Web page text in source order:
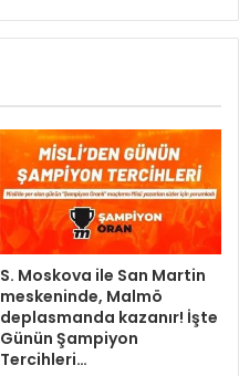
S. Moskova ile San Martin
meskeninde, Malmö
deplasmanda kazanır! İşte
Günün Şampiyon
Tercihleri…